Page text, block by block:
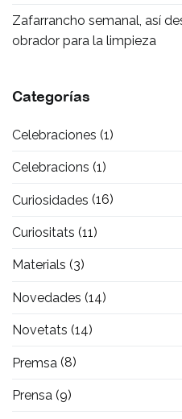
Zafarrancho semanal, así
obrador para la limpieza
Categorías
Celebraciones (1)
Celebracions (1)
Curiosidades (16)
Curiositats (11)
Materials (3)
Novedades (14)
Novetats (14)
Premsa (8)
Prensa (9)